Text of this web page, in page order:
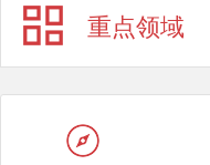
重点领域